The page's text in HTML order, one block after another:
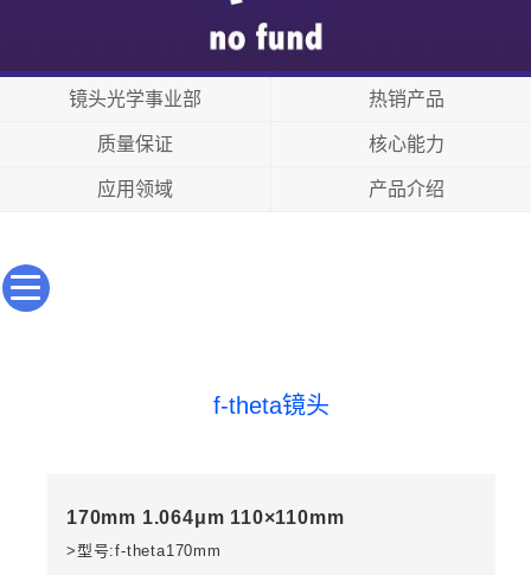
镜头光学事业部 热销产品
质量保证 核心能力
应用领域 产品介绍
f-theta镜头
170mm 1.064μm 110×110mm
>型号:f-theta170mm